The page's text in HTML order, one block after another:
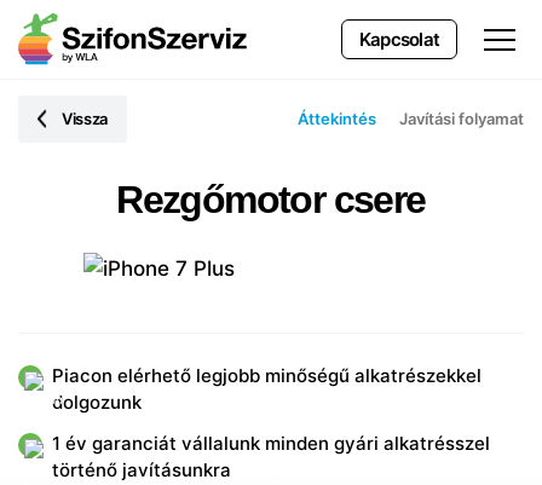
Kapcsolat
Vissza Áttekintés Javítási folyamat
Rezgőmotor csere
Piacon elérhető legjobb minőségű alkatrészekkel
dolgozunk
1 év garanciát vállalunk minden gyári alkatrésszel
történő javításunkra